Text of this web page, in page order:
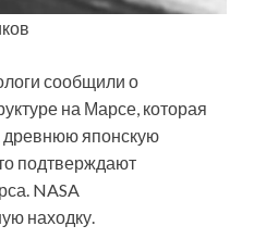
сообщили о
на Марсе, которая
древнюю японскую
подтверждают
NASA
находку.